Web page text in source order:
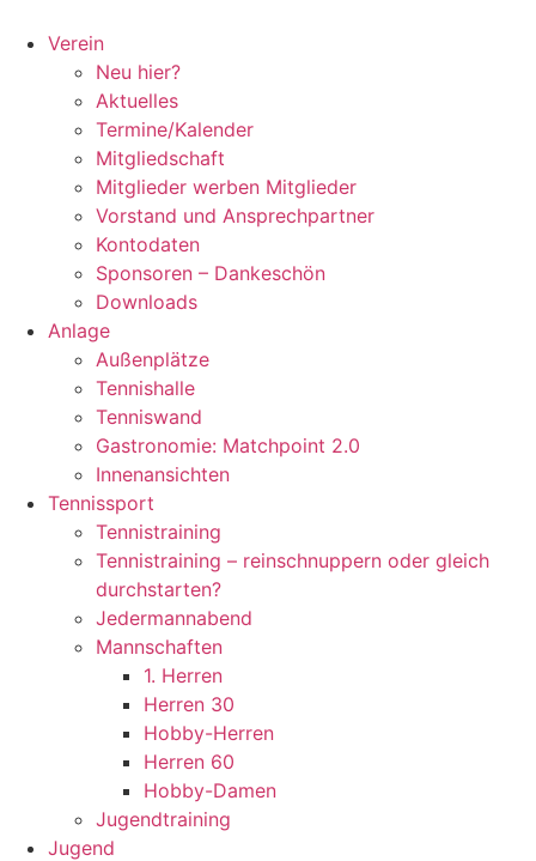
Inhalt
springen
Verein
Neu hier?
Aktuelles
Termine/Kalender
Mitgliedschaft
Mitglieder werben Mitglieder
Vorstand und Ansprechpartner
Kontodaten
Sponsoren – Dankeschön
Downloads
Anlage
Außenplätze
Tennishalle
Tenniswand
Gastronomie: Matchpoint 2.0
Innenansichten
Tennissport
Tennistraining
Tennistraining – reinschnuppern oder gleich
durchstarten?
Jedermannabend
Mannschaften
1. Herren
Herren 30
Hobby-Herren
Herren 60
Hobby-Damen
Jugendtraining
Jugend